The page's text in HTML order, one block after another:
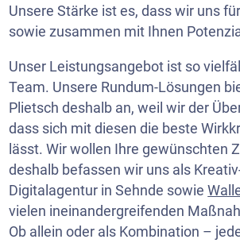
Unsere Stärke ist es, dass wir uns
sowie zusammen mit Ihnen
Unser Leistungsangebot ist so
Team. Unsere Rundum-Lösungen
Plietsch deshalb an, weil wir der
dass sich mit diesen die beste
lässt. Wir wollen Ihre gewünschten
deshalb befassen wir uns als
Digitalagentur in Sehnde sowie
vielen ineinandergreifenden
Ob allein oder als Kombination –